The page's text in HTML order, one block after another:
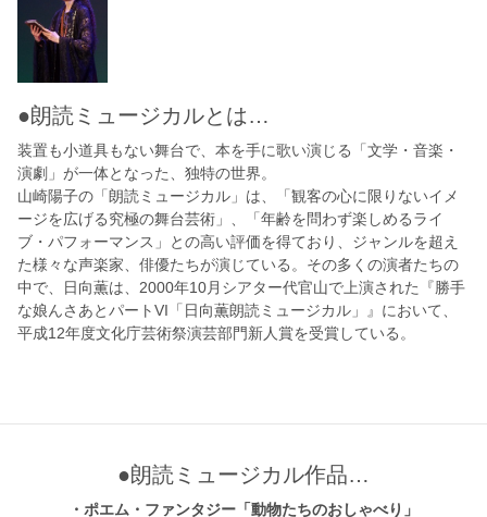
●朗読ミュージカルとは…
装置も小道具もない舞台で、本を手に歌い演じる「文学・音楽・
演劇」が一体となった、独特の世界。
山崎陽子の「朗読ミュージカル」は、「観客の心に限りないイメ
ージを広げる究極の舞台芸術」、「年齢を問わず楽しめるライ
ブ・パフォーマンス」との高い評価を得ており、ジャンルを超え
た様々な声楽家、俳優たちが演じている。その多くの演者たちの
中で、日向薫は、2000年10月シアター代官山で上演された『勝手
な娘んさあとパートVI「日向薫朗読ミュージカル」』において、
平成12年度文化庁芸術祭演芸部門新人賞を受賞している。
●朗読ミュージカル作品…
・ポエム・ファンタジー「動物たちのおしゃべり」